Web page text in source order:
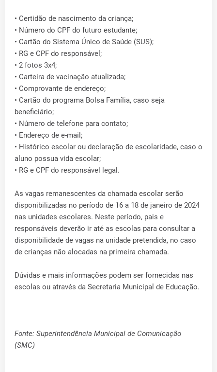
• Certidão de nascimento da criança;
• Número do CPF do futuro estudante;
• Cartão do Sistema Único de Saúde (SUS);
• RG e CPF do responsável;
• 2 fotos 3x4;
• Carteira de vacinação atualizada;
• Comprovante de endereço;
• Cartão do programa Bolsa Família, caso seja
beneficiário;
• Número de telefone para contato;
• Endereço de e-mail;
• Histórico escolar ou declaração de escolaridade, caso o
aluno possua vida escolar;
• RG e CPF do responsável legal.
As vagas remanescentes da chamada escolar serão
disponibilizadas no período de 16 a 18 de janeiro de 2024
nas unidades escolares. Neste período, pais e
responsáveis deverão ir até as escolas para consultar a
disponibilidade de vagas na unidade pretendida, no caso
de crianças não alocadas na primeira chamada.
Dúvidas e mais informações podem ser fornecidas nas
escolas ou através da Secretaria Municipal de Educação.
Fonte: Superintendência Municipal de Comunicação
(SMC)